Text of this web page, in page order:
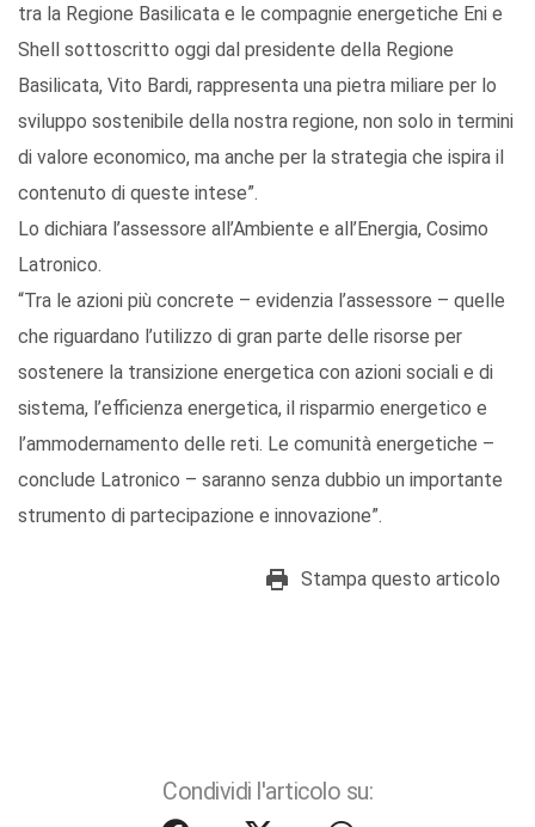
tra la Regione Basilicata e le compagnie energetiche Eni e
Shell sottoscritto oggi dal presidente della Regione
Basilicata, Vito Bardi, rappresenta una pietra miliare per lo
sviluppo sostenibile della nostra regione, non solo in termini
di valore economico, ma anche per la strategia che ispira il
contenuto di queste intese”.
Lo dichiara l’assessore all’Ambiente e all’Energia, Cosimo
Latronico.
“Tra le azioni più concrete – evidenzia l’assessore – quelle
che riguardano l’utilizzo di gran parte delle risorse per
sostenere la transizione energetica con azioni sociali e di
sistema, l’efficienza energetica, il risparmio energetico e
l’ammodernamento delle reti. Le comunità energetiche –
conclude Latronico – saranno senza dubbio un importante
strumento di partecipazione e innovazione”.
Stampa questo articolo
Condividi l'articolo su: